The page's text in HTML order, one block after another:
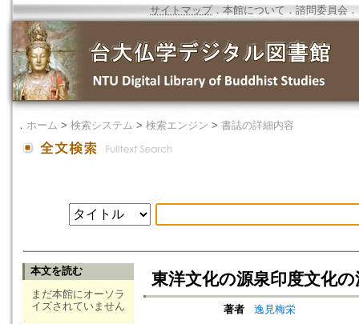
サイトマップ．本館について ． 諮問委員会 ．
． ホーム > 検索システム > 検索エンジン > 書誌の詳細内容
本文を読む
まだ本館にオーソラ
イズされていません
東洋文化の源泉印度文化の
著者
逸見梅栄